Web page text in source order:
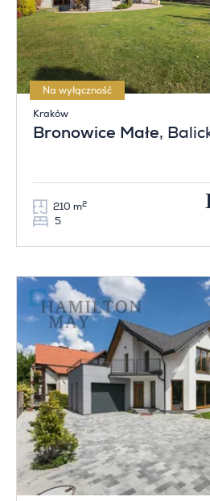
Na wyłączność
Kraków
Bronowice Małe,
210 m2
5